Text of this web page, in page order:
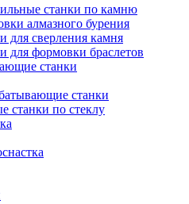
станки по камню
алмазного бурения
для сверления камня
для формовки браслетов
станки
станки
станки по стеклу